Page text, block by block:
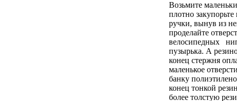
Возьмите
плотно
ручки, вынув из
проделайте
велосипедных
пузырька. А
конец стержня
маленькое
банку
конец тонкой
более толстую